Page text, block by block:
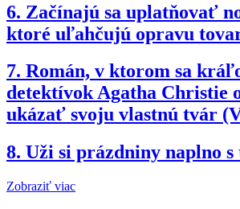
6. Začínajú sa uplatňovať
ktoré uľahčujú opravu
7. Román, v ktorom sa
detektívok Agatha Christie
ukázať svoju vlastnú tvár
8. Uži si prázdniny naplno
Zobraziť viac